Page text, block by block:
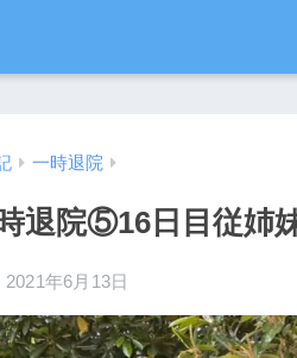
一時退院
退院⑤16日目従姉
2021年6月13日